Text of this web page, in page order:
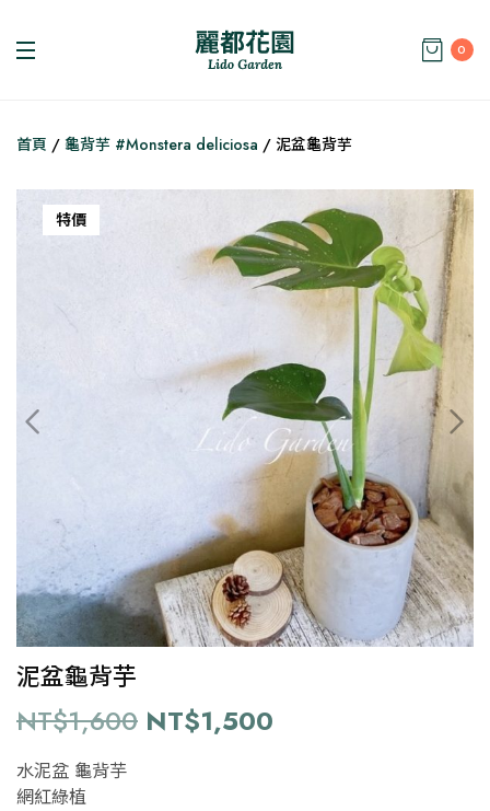
0
首頁 / 龜背芋 #Monstera deliciosa / 泥盆龜背芋
特價
泥盆龜背芋
NT$1,600 原
NT$1,500
水泥盆 龜背芋
網紅綠植